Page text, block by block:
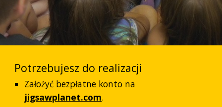
Potrzebujesz do realizacji
Założyć bezpłatne konto na
jigsawplanet.com.